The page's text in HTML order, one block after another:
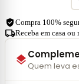
verified_user Compra 100%
local_shippingReceba em casa
layers Quem leva